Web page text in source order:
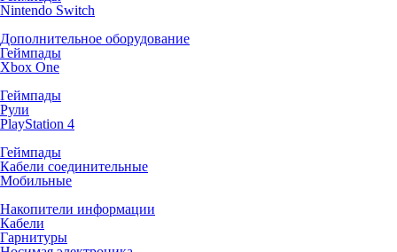
Nintendo Switch
Дополнительное оборудование
Геймпады
Xbox One
Геймпады
Рули
PlayStation 4
Геймпады
Кабели соединительные
Мобильные
Накопители информации
Кабели
Гарнитуры